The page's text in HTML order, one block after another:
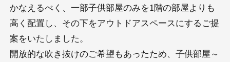
かなえるべく、一部子供部屋のみを1階の部屋よりも
高く配置し、その下をアウトドアスペースにするご提
案をいたしました。
開放的な吹き抜けのご希望もあったため、子供部屋～